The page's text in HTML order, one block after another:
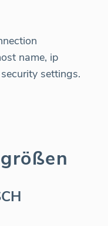
name, ip
settings.